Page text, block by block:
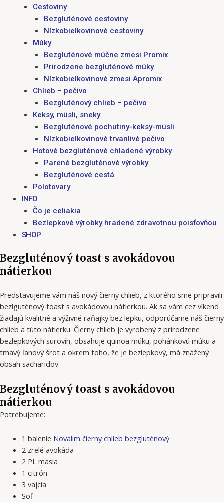
Cestoviny
Bezgluténové cestoviny
Nízkobielkovinové cestoviny
Múky
Bezgluténové múčne zmesi Promix
Prirodzene bezgluténové múky
Nízkobielkovinové zmesi Apromix
Chlieb – pečivo
Bezgluténový chlieb – pečivo
Keksy, müsli, sneky
Bezgluténové pochutiny-keksy-müsli
Nízkobielkovinové trvanlivé pečivo
Hotové bezgluténové chladené výrobky
Parené bezgluténové výrobky
Bezgluténové cestá
Polotovary
INFO
Čo je celiakia
Bezlepkové výrobky hradené zdravotnou poisťovňou
SHOP
Bezgluténový toast s avokádovou
nátierkou
Predstavujeme vám náš nový čierny chlieb, z ktorého sme pripravili
bezlguténový toast s avokádovou nátierkou. Ak sa vám cez víkend
žiadajú kvalitné a výživné raňajky bez lepku, odporúčame náš čierny
chlieb a túto nátierku. Čierny chlieb je vyrobený z prirodzene
bezlepkových surovín, obsahuje quinoa múku, pohánkovú múku a
tmavý ľanový šrot a okrem toho, že je bezlepkový, má znážený
obsah sacharidov.
Bezgluténový toast s avokádovou
nátierkou
Potrebujeme:
1 balenie Novalim čierny chlieb bezgluténový
2 zrelé avokáda
2 PL masla
1 citrón
3 vajcia
Soľ